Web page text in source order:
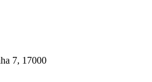
7, 17000